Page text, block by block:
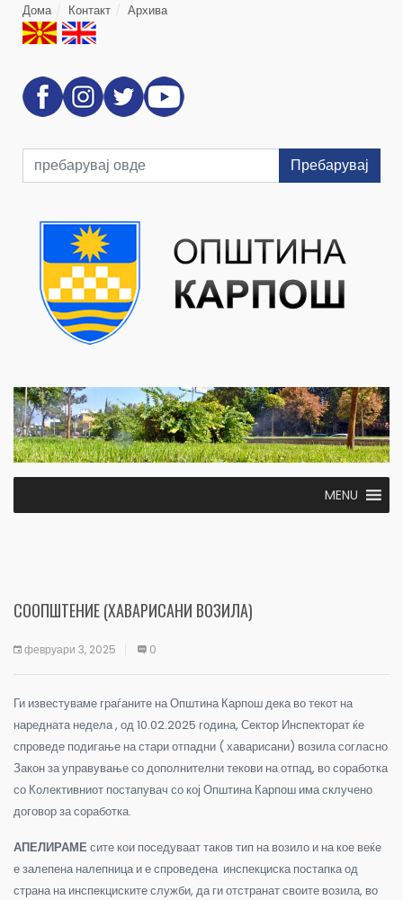
Дома Контакт Архива
Пребарувај
MENU
СООПШТЕНИЕ (ХАВАРИСАНИ ВОЗИЛА)
февруари 3, 2025 0
Ги известуваме граѓаните на Општина Карпош дека во текот на
наредната недела , од 10.02.2025 година, Сектор Инспекторат ќе
спроведе подигање на стари отпадни ( хаварисани) возила согласно
Закон за управување со дополнителни текови на отпад, во соработка
со Колективниот постапувач со кој Општина Карпош има склучено
договор за соработка.
АПЕЛИРАМЕсите кои поседуваат таков тип на возило и на кое веќе
е залепена налепница и е спроведена инспекциска постапка од
страна на инспекциските служби, да ги отстранат своите возила, во